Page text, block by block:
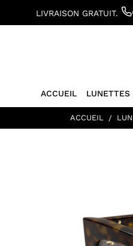
LIVRAISON GRATUIT.
ACCUEIL LUNETTES
ACCUEIL